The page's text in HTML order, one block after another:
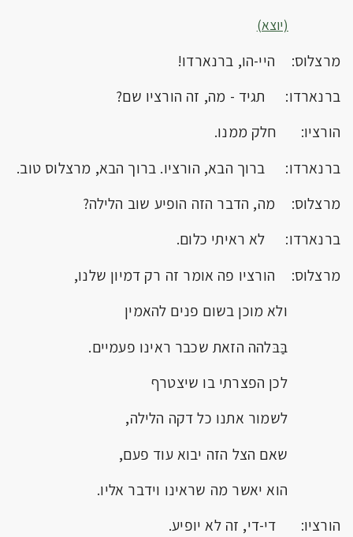
(יוצא)
מרצלוס: היי-הו, ברנארדו!
ברנארדו: תגיד - מה, זה הורציו שם?
הורציו: חלק ממנו.
ברנארדו: ברוך הבא, הורציו. ברוך הבא, מרצלוס טוב.
מרצלוס: מה, הדבר הזה הופיע שוב הלילה?
ברנארדו: לא ראיתי כלום.
מרצלוס: הורציו פה אומר זה רק דמיון שלנו,
ולא מוכן בשום פנים להאמין
בַּבּלהה הזאת שכבר ראינו פעמיים.
לכן הפצרתי בו שיצטרף
לשמור אתנו כל דקה הלילה,
שאם הצל הזה יבוא עוד פעם,
הוא יאשר מה שראינו וידבר אליו.
הורציו: די-די, זה לא יופיע.